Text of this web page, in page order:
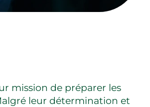
mission de préparer les
leur détermination et